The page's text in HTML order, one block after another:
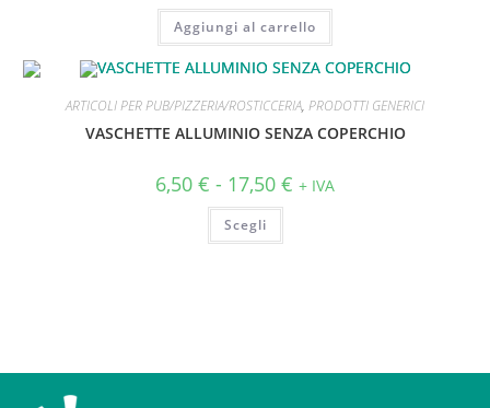
Aggiungi al carrello
ARTICOLI PER PUB/PIZZERIA/ROSTICCERIA, PRODOTTI GENERICI
VASCHETTE ALLUMINIO SENZA COPERCHIO
6,50 € - 17,50 € + IVA
Scegli